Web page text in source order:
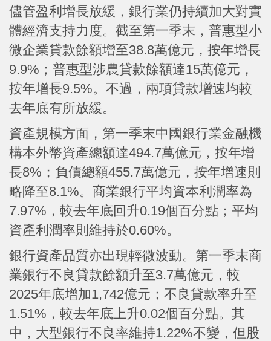
儘管盈利增長放緩，銀行業仍持續加大對實
體經濟支持力度。截至第一季末，普惠型小
微企業貸款餘額增至38.8萬億元，按年增長
9.9%；普惠型涉農貸款餘額達15萬億元，
按年增長9.5%。不過，兩項貸款增速均較
去年底有所放緩。
資產規模方面，第一季末中國銀行業金融機
構本外幣資產總額達494.7萬億元，按年增
長8%；負債總額455.7萬億元，按年增速則
略降至8.1%。商業銀行平均資本利潤率為
7.97%，較去年底回升0.19個百分點；平均
資產利潤率則維持於0.60%。
銀行資產品質亦出現輕微波動。第一季末商
業銀行不良貸款餘額升至3.7萬億元，較
2025年底增加1,742億元；不良貸款率升至
1.51%，較去年底上升0.02個百分點。其
中，大型銀行不良率維持1.22%不變，但股